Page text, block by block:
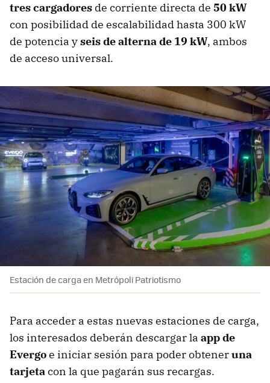
tres cargadores de corriente directa de 50 kW
con posibilidad de escalabilidad hasta 300 kW
de potencia yseis de alterna de 19 kW, ambos
de acceso universal.
Estación de carga en Metrópoli Patriotismo
Para acceder a estas nuevas estaciones de carga,
los interesados deberán descargar la app de
Evergoe iniciar sesión para poder obteneruna
tarjetacon la que pagarán sus recargas.